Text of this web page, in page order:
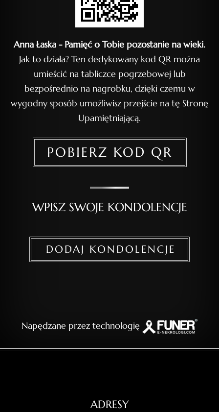
Anna Łaska - Pamięć o Tobie pozostanie na wieki.
Jak to działa? Ten dedykowany kod QR można
umieścić na tabliczce pogrzebowej lub
bezpośrednio na nagrobku, dzięki czemu w
wygodny sposób umożliwisz przejście na tę Stronę
Upamiętniającą.
POBIERZ KOD QR
WPISZ SWOJE KONDOLENCJE
DODAJ KONDOLENCJE
Napędzane przez technologię
ADRESY